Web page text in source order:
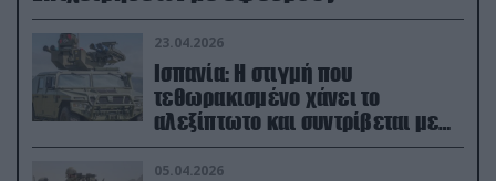
23.04.2026
Ισπανία: Η στιγμή που
τεθωρακισμένο χάνει το
αλεξίπτωτο και συντρίβεται με
ορμή στο έδαφος (βίντεο)
05.04.2026